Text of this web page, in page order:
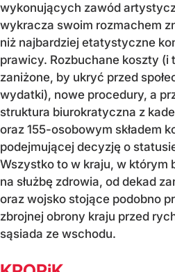
wykonujących zawód
wykracza swoim rozmachem
niż najbardziej etatystyczne
prawicy. Rozbuchane koszty (i
zaniżone, by ukryć przed
wydatki), nowe procedury, a
struktura biurokratyczna z
oraz 155-osobowym składem
podejmującej decyzję o
Wszystko to w kraju, w którym
na służbę zdrowia, od dekad
oraz wojsko stojące podobno
zbrojnej obrony kraju przed
sąsiada ze wschodu.